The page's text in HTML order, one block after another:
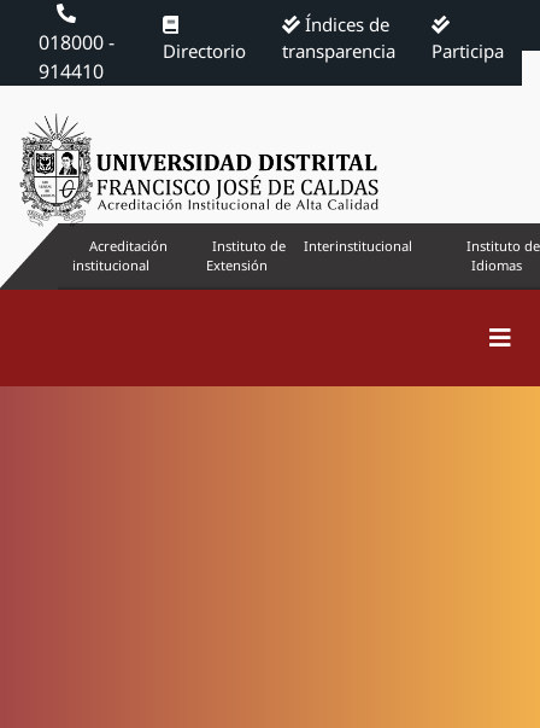
018000 -
914410
Directorio
Índices de
transparencia
Participa
Acreditación
institucional
Instituto de
Extensión
Interinstitucional
Instituto de
Idiomas